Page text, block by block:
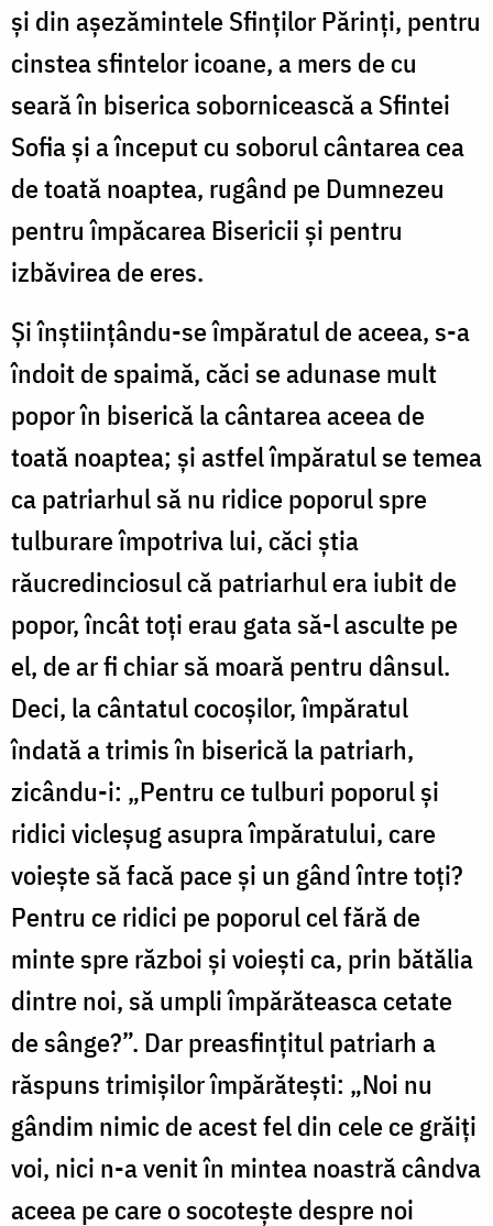
și din așezămintele Sfinților Părinți, pentru
cinstea sfintelor icoane, a mers de cu
seară în biserica sobornicească a Sfintei
Sofia și a început cu soborul cântarea cea
de toată noaptea, rugând pe Dumnezeu
pentru împăcarea Bisericii și pentru
izbăvirea de eres.
Și înștiințându-se împăratul de aceea, s-a
îndoit de spaimă, căci se adunase mult
popor în biserică la cântarea aceea de
toată noaptea; și astfel împăratul se temea
ca patriarhul să nu ridice poporul spre
tulburare împotriva lui, căci știa
răucredinciosul că patriarhul era iubit de
popor, încât toți erau gata să-l asculte pe
el, de ar fi chiar să moară pentru dânsul.
Deci, la cântatul cocoșilor, împăratul
îndată a trimis în biserică la patriarh,
zicându-i: „Pentru ce tulburi poporul și
ridici vicleșug asupra împăratului, care
voiește să facă pace și un gând între toți?
Pentru ce ridici pe poporul cel fără de
minte spre război și voiești ca, prin bătălia
dintre noi, să umpli împărăteasca cetate
de sânge?”. Dar preasfințitul patriarh a
răspuns trimișilor împă­rătești: „Noi nu
gândim nimic de acest fel din cele ce grăiți
voi, nici n-a venit în mintea noastră cândva
aceea pe care o socotește despre noi